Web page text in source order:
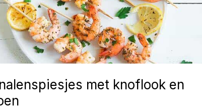
met knoflook en